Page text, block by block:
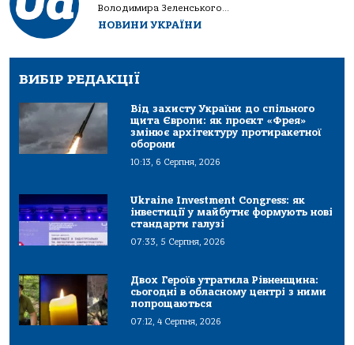
Володимира Зеленського...
НОВИНИ УКРАЇНИ
ВИБІР РЕДАКЦІЇ
Від захисту України до спільного
щита Європи: як проєкт «Фрея»
змінює архітектуру протиракетної
оборони
10:13, 6 Серпня, 2026
Ukraine Investment Congress: як
інвестиції у майбутнє формують нові
стандарти галузі
07:33, 5 Серпня, 2026
Двох Героїв утратила Рівненщина:
сьогодні в обласному центрі з ними
попрощаються
07:12, 4 Серпня, 2026